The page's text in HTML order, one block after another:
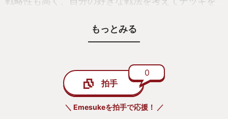
マルチで対戦ができたら更にコンテンツが広がりそ
うだと期待した部分もあった。
もっとみる
拍手
0
＼ Emesukeを拍手で応援！ ／